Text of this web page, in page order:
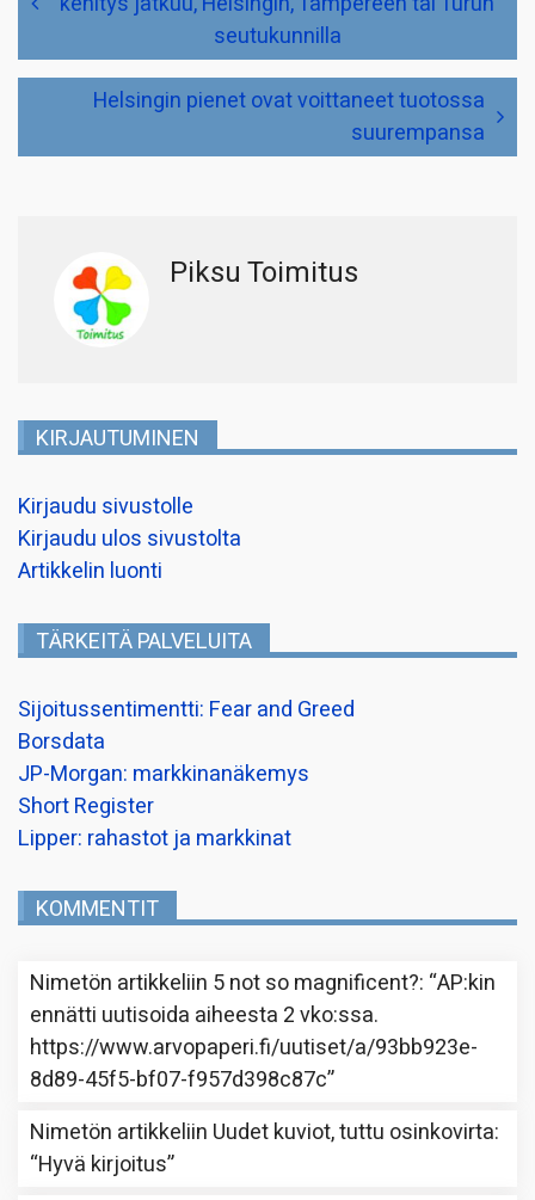
seutukunnilla
Helsingin pienet ovat voittaneet tuotossa
suurempansa
Piksu Toimitus
KIRJAUTUMINEN
Kirjaudu sivustolle
Kirjaudu ulos sivustolta
Artikkelin luonti
TÄRKEITÄ PALVELUITA
Sijoitussentimentti: Fear and Greed
Borsdata
JP-Morgan: markkinanäkemys
Short Register
Lipper: rahastot ja markkinat
KOMMENTIT
Nimetön artikkeliin 5 not so magnificent?: “AP:kin
ennätti uutisoida aiheesta 2 vko:ssa.
https://www.arvopaperi.fi/uutiset/a/93bb923e-
8d89-45f5-bf07-f957d398c87c”
Nimetön artikkeliin Uudet kuviot, tuttu osinkovirta:
“Hyvä kirjoitus”